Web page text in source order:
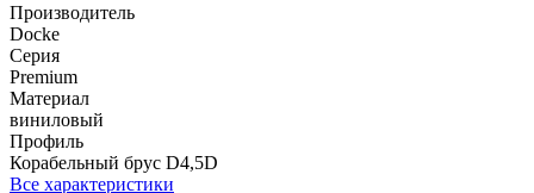
Производитель
Docke
Серия
Premium
Материал
виниловый
Профиль
Корабельный брус D4,5D
Все характеристики